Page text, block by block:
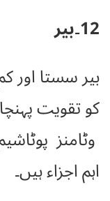
12۔بیر
بیر سستا اور
کو تقویت
وٹامنز
اہم اجزاء ہیں۔